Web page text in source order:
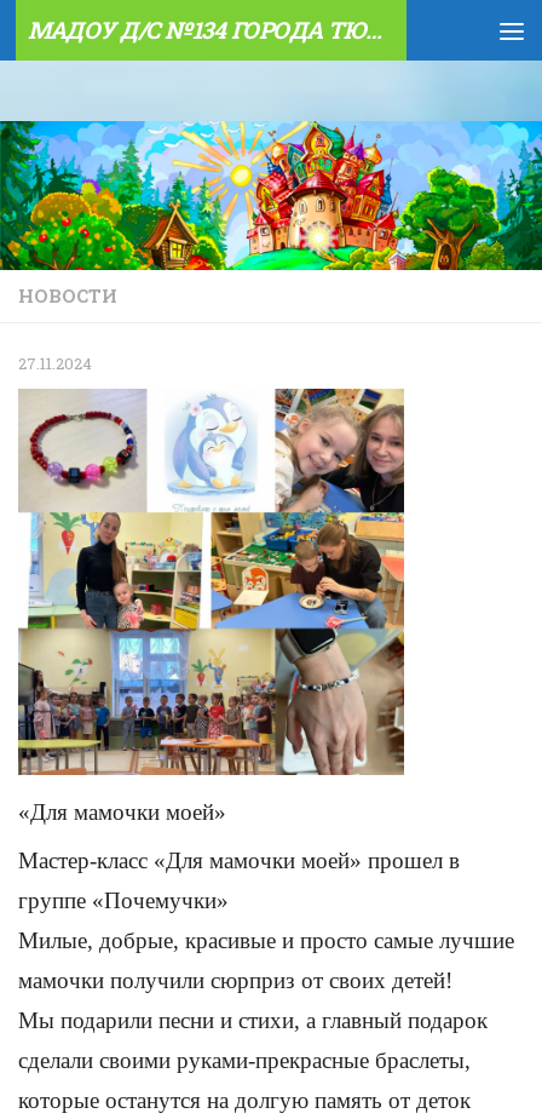
Skip to content МАДОУ Д/С №134 ГОРОДА ТЮМЕНИ
НОВОСТИ
27.11.2024
«Для мамочки моей»
Мастер-класс «Для мамочки моей» прошел в
группе «Почемучки»
Милые, добрые, красивые и просто самые лучшие
мамочки получили сюрприз от своих детей!
Мы подарили песни и стихи, а главный подарок
сделали своими руками-прекрасные браслеты,
которые останутся на долгую память от деток